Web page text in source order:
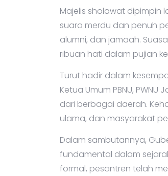
Majelis sholawat dipimpin
suara merdu dan penuh
alumni, dan jamaah.
ribuan hati dalam pujian
Turut hadir dalam
Ketua Umum PBNU,
dari berbagai daerah.
ulama, dan masyarakat
Dalam sambutannya,
fundamental dalam
formal, pesantren telah